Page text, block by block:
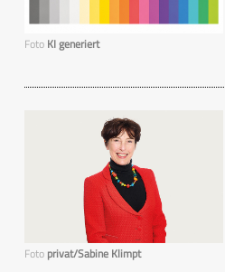
Foto KI generiert
Foto privat/Sabine Klimpt